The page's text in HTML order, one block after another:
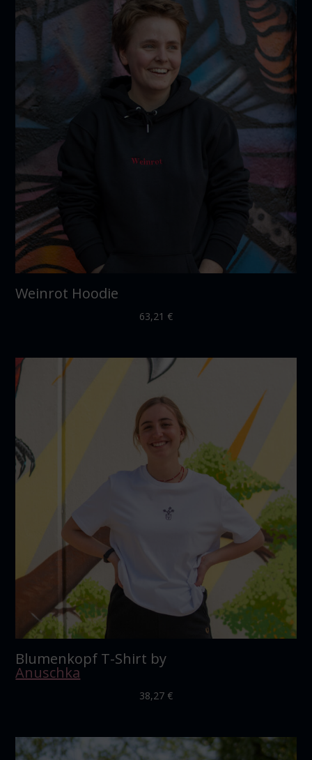
Weinrot Hoodie
63,21 €
Blumenkopf T-Shirt by
Anuschka
38,27 €